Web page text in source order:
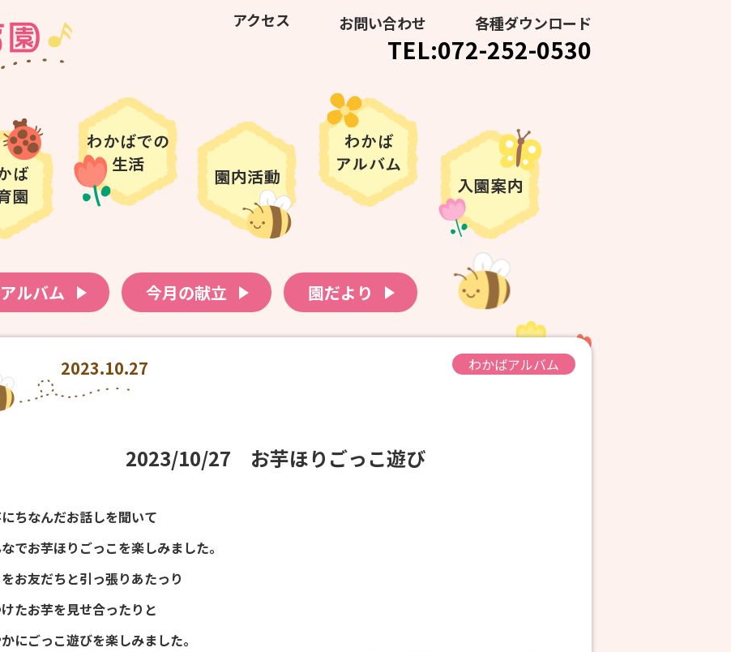
アクセス お問い合わせ 各種ダウンロード
TEL:072-252-0530
ルバム 今月の献立 園だより
2023.10.27 わかばアルバム
2023/10/27 お芋ほりごっこ遊び
ちなんだお話しを聞いて
でお芋ほりごっこを楽しみました。
お友だちと引っ張りあたっり
たお芋を見せ合ったりと
にごっこ遊びを楽しみました。